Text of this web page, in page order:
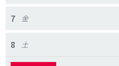
7 金
8 土